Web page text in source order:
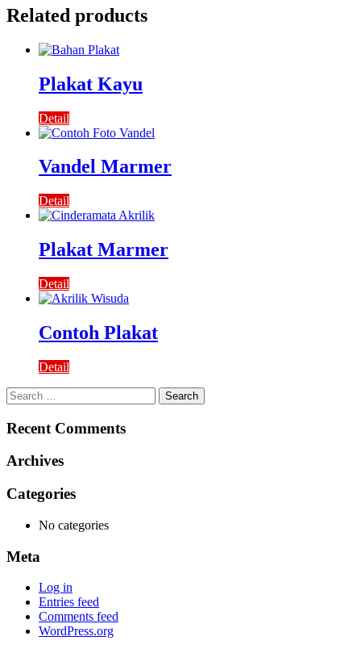
Related products
Plakat Kayu
Detail
Vandel Marmer
Detail
Plakat Marmer
Detail
Contoh Plakat
Detail
Search
for:
Recent Comments
Archives
Categories
No categories
Meta
Log in
Entries feed
Comments feed
WordPress.org